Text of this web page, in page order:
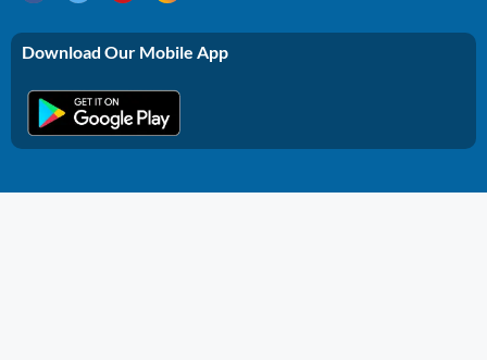
Download Our Mobile App